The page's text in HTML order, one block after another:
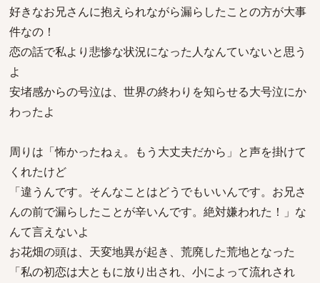
好きなお兄さんに抱えられながら漏らしたことの方が大事
件なの！
恋の話で私より悲惨な状況になった人なんていないと思う
よ
安堵感からの号泣は、世界の終わりを知らせる大号泣にか
わったよ
周りは「怖かったねぇ。もう大丈夫だから」と声を掛けて
くれたけど
「違うんです。そんなことはどうでもいいんです。お兄さ
んの前で漏らしたことが辛いんです。絶対嫌われた！」な
んて言えないよ
お花畑の頭は、天変地異が起き、荒廃した荒地となった
「私の初恋は大ともに放り出され、小によって流れされ